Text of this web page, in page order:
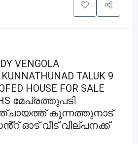
VENGOLA
TALUK 9
HOUSE FOR SALE
മേപ്രത്തുപടി
കുന്നത്തുനാട്
ഓട് വീട് വില്പനക്ക്